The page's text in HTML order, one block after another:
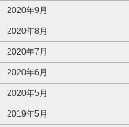
2020年9月
2020年8月
2020年7月
2020年6月
2020年5月
2019年5月